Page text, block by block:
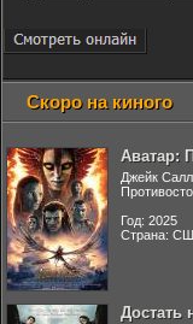
Скоро на киного
Аватар:
Джейк
Год: 2025
Страна:
Достать